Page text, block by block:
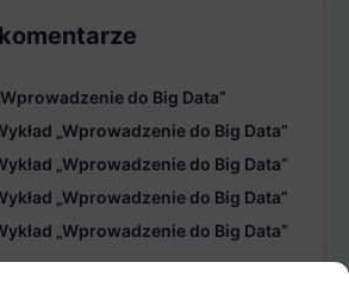
do Big Data”
„Wprowadzenie do Big Data”
„Wprowadzenie do Big Data”
„Wprowadzenie do Big Data”
„Wprowadzenie do Big Data”